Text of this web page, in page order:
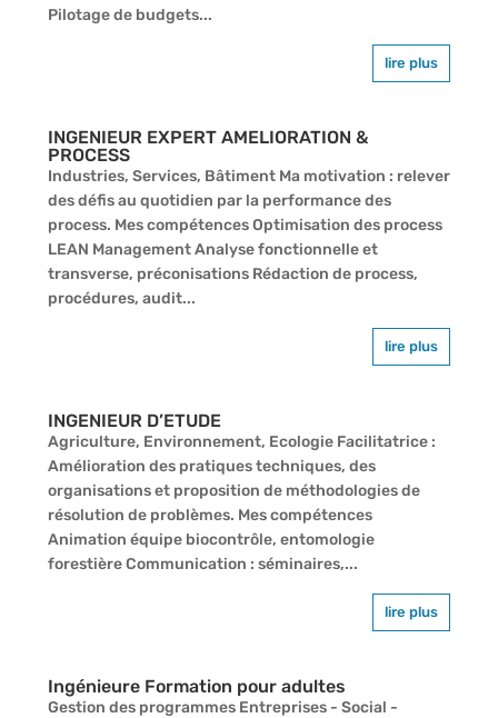
Pilotage de budgets...
lire plus
INGENIEUR EXPERT AMELIORATION &
PROCESS
Industries, Services, Bâtiment Ma motivation : relever
des défis au quotidien par la performance des
process. Mes compétences Optimisation des process
LEAN Management Analyse fonctionnelle et
transverse, préconisations Rédaction de process,
procédures, audit...
lire plus
INGENIEUR D’ETUDE
Agriculture, Environnement, Ecologie Facilitatrice :
Amélioration des pratiques techniques, des
organisations et proposition de méthodologies de
résolution de problèmes. Mes compétences
Animation équipe biocontrôle, entomologie
forestière Communication : séminaires,...
lire plus
Ingénieure Formation pour adultes
Gestion des programmes Entreprises - Social -